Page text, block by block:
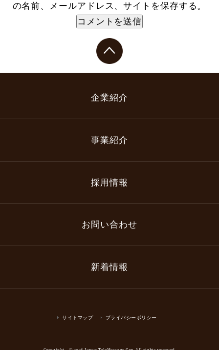
の名前、メールアドレス、サイトを保存する。
企業紹介
事業紹介
採用情報
お問い合わせ
新着情報
サイトマップ プライバシーポリシー